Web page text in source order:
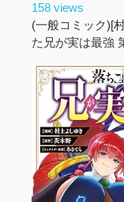
158 views
(一般コミック)[
た兄が実は最強